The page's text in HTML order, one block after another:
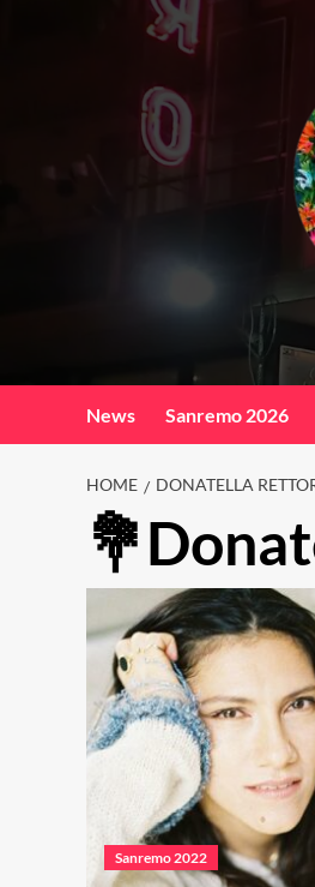
News Sanremo 2026
HOME DONATELLA
Sanremo 2022